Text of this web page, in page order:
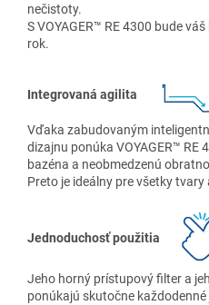
nečistoty.
S VOYAGER™ RE 4300 bude
rok.
Integrovaná agilita
Vďaka zabudovaným
dizajnu ponúka VOYAGER™ RE
bazéna a neobmedzenú
Preto je ideálny pre všetky tvary
Jednoduchosť použitia
Jeho horný prístupový filter a
ponúkajú skutočne